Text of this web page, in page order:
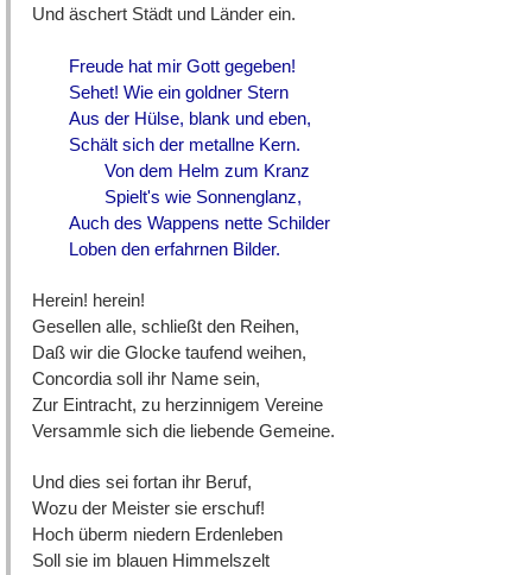
Und äschert Städt und Länder ein.
Freude hat mir Gott gegeben!
Sehet! Wie ein goldner Stern
Aus der Hülse, blank und eben,
Schält sich der metallne Kern.
Von dem Helm zum Kranz
Spielt's wie Sonnenglanz,
Auch des Wappens nette Schilder
Loben den erfahrnen Bilder.
Herein! herein!
Gesellen alle, schließt den Reihen,
Daß wir die Glocke taufend weihen,
Concordia soll ihr Name sein,
Zur Eintracht, zu herzinnigem Vereine
Versammle sich die liebende Gemeine.
Und dies sei fortan ihr Beruf,
Wozu der Meister sie erschuf!
Hoch überm niedern Erdenleben
Soll sie im blauen Himmelszelt